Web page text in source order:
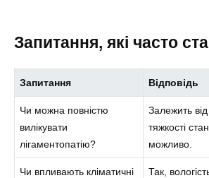
Запитання, які часто
Запитання Відповідь
Чи можна повністю
вилікувати
лігаментопатію?
Залежить
тяжкості
можливо.
Чи впливають кліматичні
Так,